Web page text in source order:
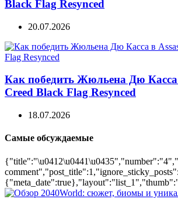
Black Flag Resynced
20.07.2026
Как победить Жюльена Дю Касса
Creed Black Flag Resynced
18.07.2026
Самые обсуждаемые